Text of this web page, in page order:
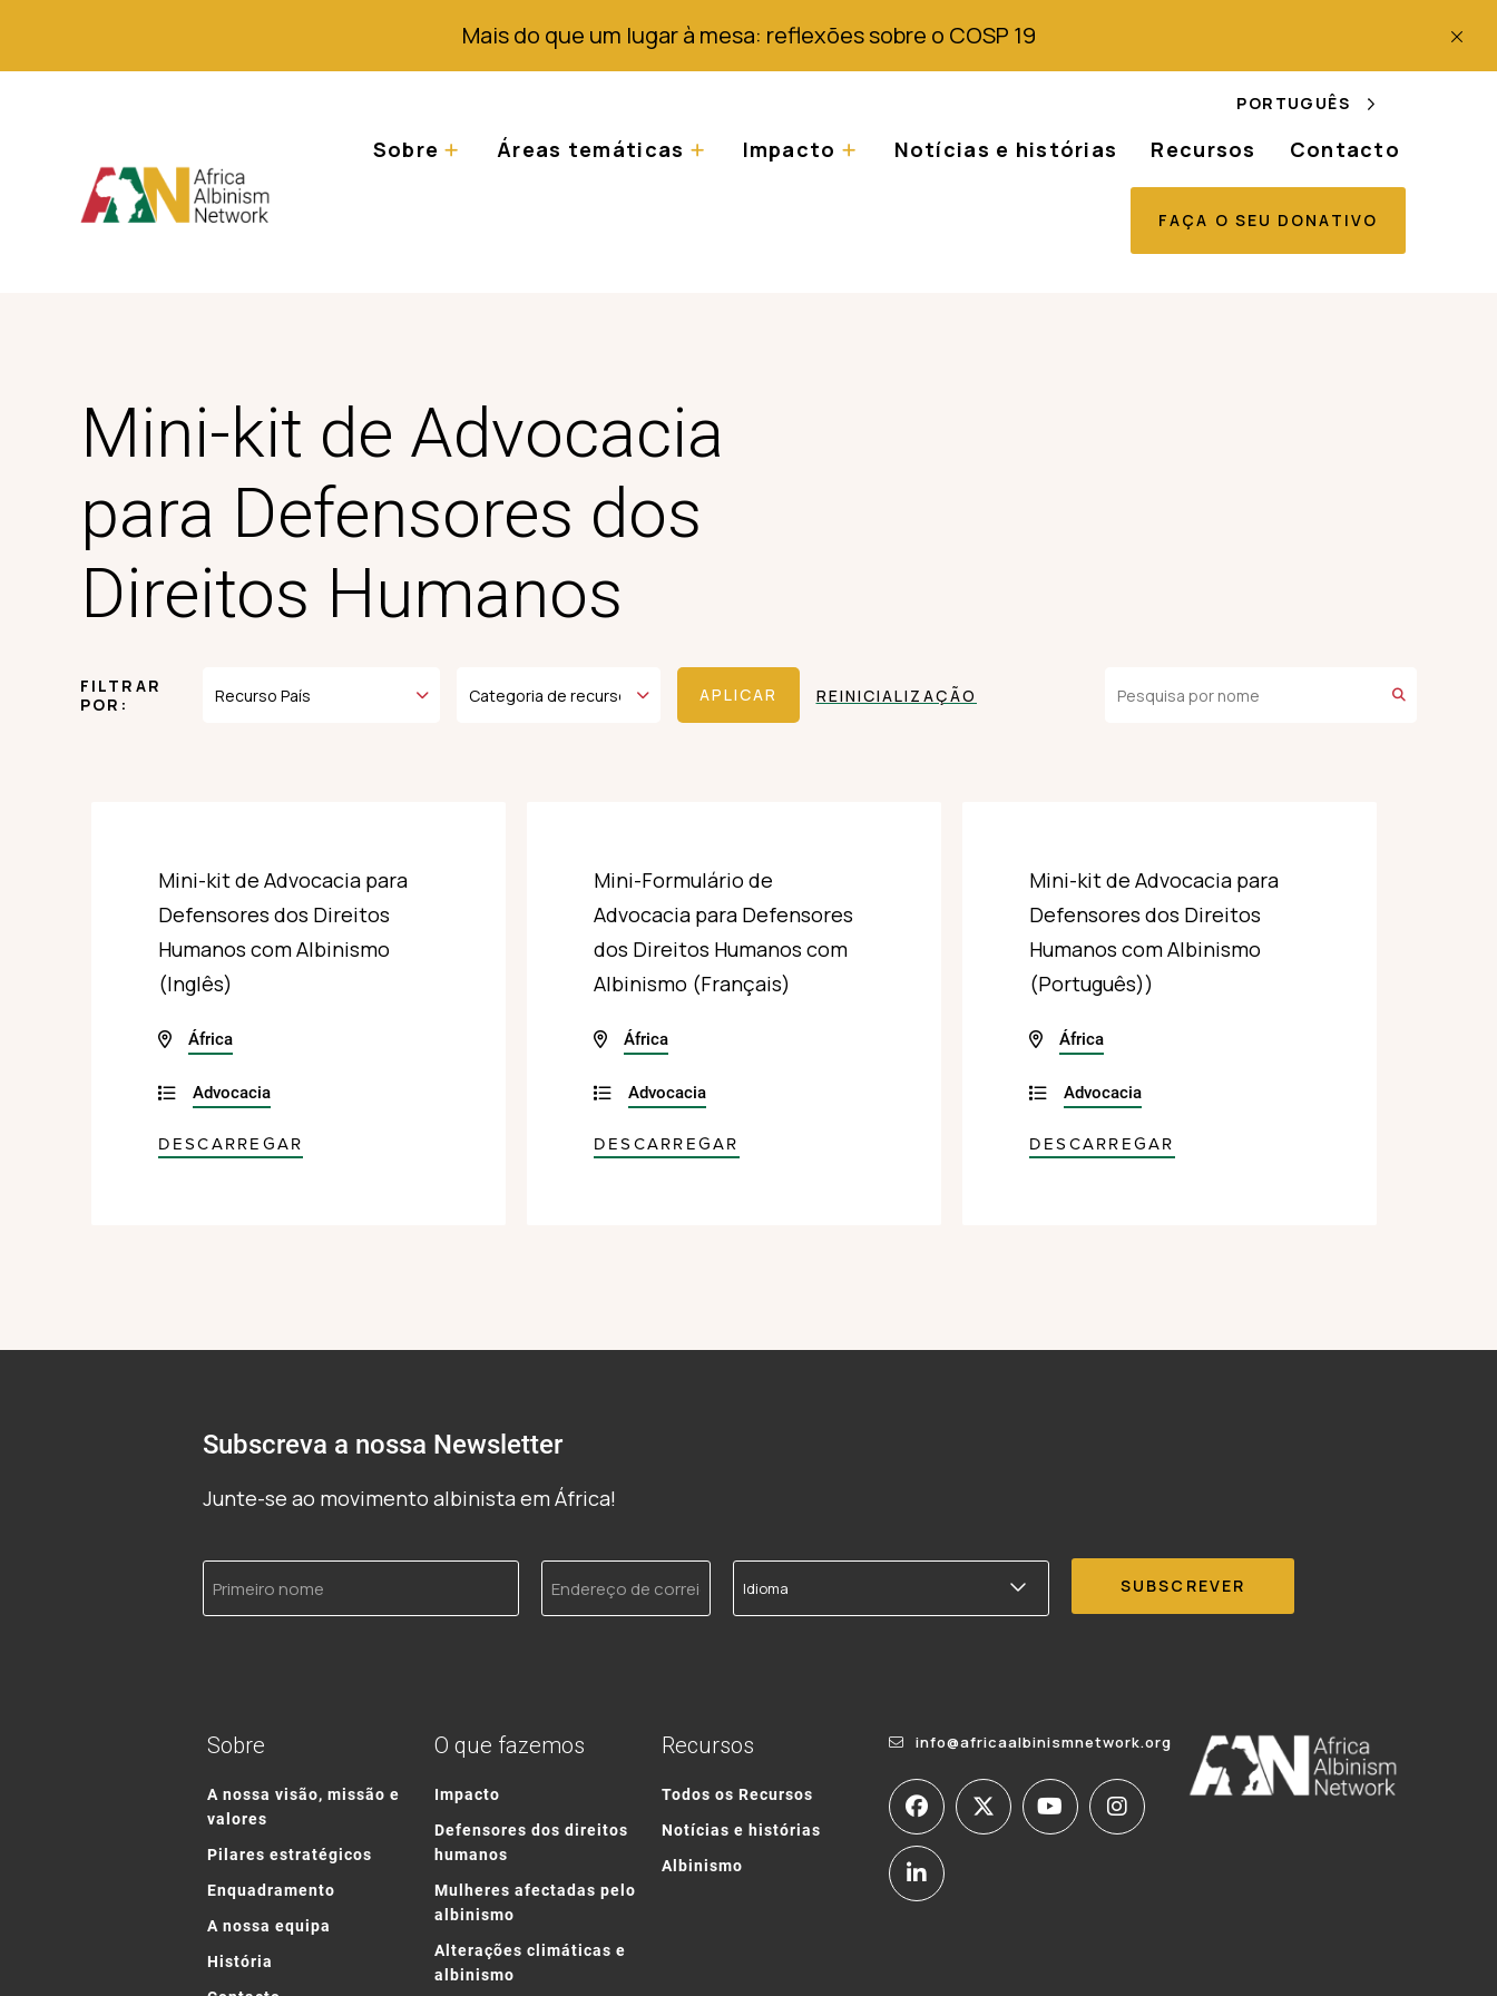
Mais do que um lugar à mesa: reflexões sobre o COSP 19
PORTUGUÊS
Sobre Áreas temáticas Impacto Notícias e histórias Recursos Contacto
FAÇA O SEU DONATIVO
Mini-kit de Advocacia
para Defensores dos
Direitos Humanos
FILTRAR
POR:
REINICIALIZAÇÃO
Mini-kit de Advocacia para
Defensores dos Direitos
Humanos com Albinismo
(Inglês)
África
Advocacia
DESCARREGAR
Mini-Formulário de
Advocacia para Defensores
dos Direitos Humanos com
Albinismo (Français)
África
Advocacia
DESCARREGAR
Mini-kit de Advocacia para
Defensores dos Direitos
Humanos com Albinismo
(Português))
África
Advocacia
DESCARREGAR
Subscreva a nossa Newsletter
Junte-se ao movimento albinista em África!
Primeiro
nome
Endereço
de
correio
Idioma
Sobre
A nossa visão, missão e
valores
Pilares estratégicos
Enquadramento
A nossa equipa
História
O que fazemos
Impacto
Defensores dos direitos
humanos
Mulheres afectadas pelo
albinismo
Alterações climáticas e
albinismo
Recursos
Todos os Recursos
Notícias e histórias
Albinismo
info@africaalbinismnetwork.org